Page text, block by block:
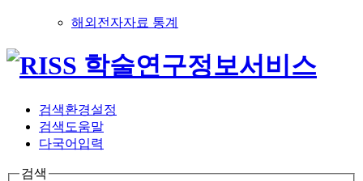
해외전자자료 통계
검색환경설정
검색도움말
다국어입력
검색